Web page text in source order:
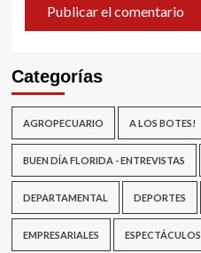
Categorías
AGROPECUARIO A LOS BOTES!
BUEN DÍA FLORIDA - ENTREVISTAS
DEPARTAMENTAL DEPORTES
EMPRESARIALES ESPECTÁCULOS